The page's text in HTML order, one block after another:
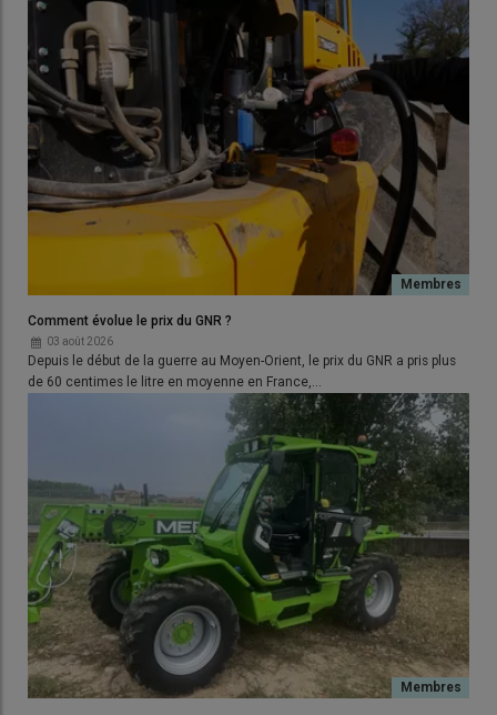
Comment évolue le prix du GNR ?
03 août 2026
Depuis le début de la guerre au Moyen-Orient, le prix du GNR a pris plus
de 60 centimes le litre en moyenne en France,…